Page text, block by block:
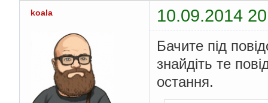
koala 10.09.2014
Бачите під
знайдіть те
остання.